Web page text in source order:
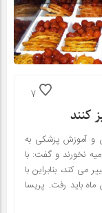
7
کنند
و آموزش پزشکی به
نخورند و گفت: با
کند، بنابراین با
باید رفت. پریسا